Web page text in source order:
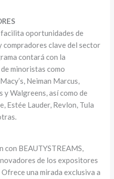
oportunidades de
clave del sector
contará con la
minoristas como
Neiman Marcus,
Walgreens, así como de
Estée Lauder, Revlon, Tula
con BEAUTYSTREAMS,
de los expositores
una mirada exclusiva a